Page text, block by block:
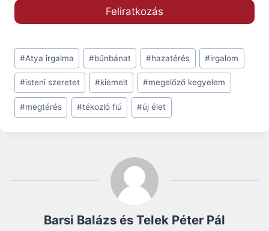
Post
Tags:
#Atya irgalma #bűnbánat #hazatérés #irgalom
#isteni szeretet #kiemelt #megelőző kegyelem
#megtérés #tékozló fiú #új élet
Barsi Balázs és Telek Péter Pál